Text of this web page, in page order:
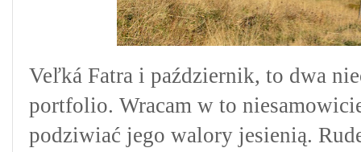
Veľká Fatra i październik, to dwa
portfolio. Wracam w to
podziwiać jego walory jesienią.